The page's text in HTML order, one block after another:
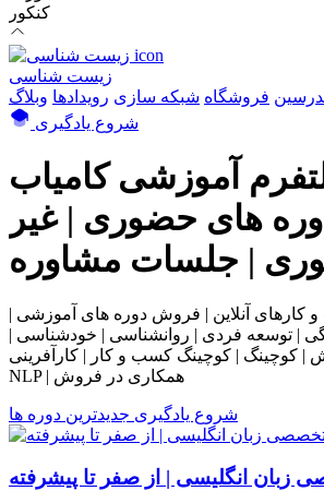
کنکور
زیست شناسی
فروشگاه شبکه سازی رویداد‌ها وبلاگ
شروع یادگیری
آموزشی کامیاب
های حضوری | غیر
| جلسات مشاوره
آنلاین | فروش دوره های آموزشی |
| توسعه فردی | روانشناسی | خودشناسی |
| کوچینگ | کوچینگ کسب و کار | کارآفرینی |
NLP | همکاری در فروش
شروع یادگیری جدیدترین دوره ها
زبان انگلیسی | از صفر تا پیشرفته